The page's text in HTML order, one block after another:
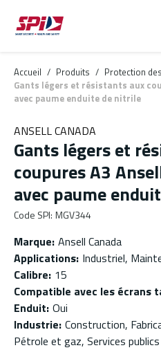
Aller au contenu principal
Skip to menu
Skip to footer
Accueil / Produits / Protection
Gants légers et résistants aux
avec paume enduite de nitrile
ANSELL CANADA
Gants légers et
coupures A3
avec paume
Code SPI: MGV344
Marque: Ansell Canada
Applications: Industriel,
Calibre: 15
Compatible avec les écrans
Enduit: Oui
Industrie: Construction,
Pétrole et gaz, Services publics